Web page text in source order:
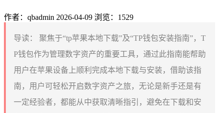
作者：qbadmin 2026-04-09 浏览：1529
导读：
聚焦于“tp苹果本地下载”及“TP钱包安装指南”，T
P钱包作为管理数字资产的重要工具，通过此指南能帮助
用户在苹果设备上顺利完成本地下载与安装，借助该指
南，用户可轻松开启数字资产之旅，无论是新手还是有
一定经验者，都能从中获取清晰指引，避免在下载和安